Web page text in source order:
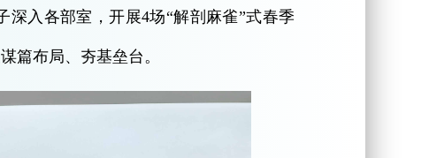
入各部室，开展4场“解剖麻雀”式春季
篇布局、夯基垒台。